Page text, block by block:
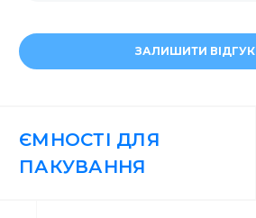
ЗАЛИШИТИ ВІДГУК
ЄМНОСТІ ДЛЯ
ПАКУВАННЯ